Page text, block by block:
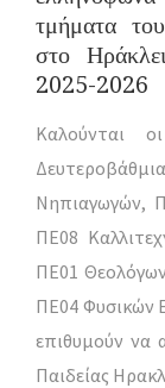
τμήματα
στο
2025-2026
Καλούνται
Νηπιαγωγών,
ΠΕ08
ΠΕ01
ΠΕ04 Φυσικών
επιθυμούν να
Παιδείας